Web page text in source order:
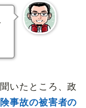
いたところ、政
事故の被害者の